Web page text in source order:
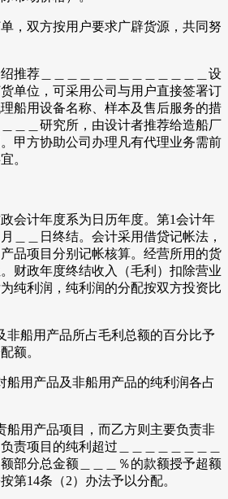
双方按用户要求广辟货源，共同努
荐＿＿＿＿＿＿＿＿＿＿＿＿＿设
单位，可采用公司与用户直接签署订
船用设备名称、样本及售后服务的措
＿＿研究所，由设计者推荐给造船厂
甲方协助公司办理凡有代理业务需前
。
计年度系为日历年度。第1会计年
＿＿日终结。会计采用借贷记帐法，
品项目分别记帐核算。经营所用的货
财政年度终结收入（毛利）扣除营业
纯利润，纯利润的分配按双方投资比
船用产品所占毛利总额的百分比予
额。
用产品及非船用产品的纯利润各占
用产品项目，而乙方则主要负责非
责项目的纯利超过＿＿＿＿＿＿＿＿
额部分总金额＿＿＿％的款额授予超额
第14条（2）办法予以分配。